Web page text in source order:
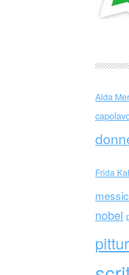
Alda
Frida
nobel